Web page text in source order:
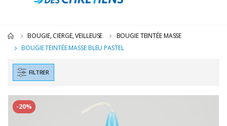
BOUGIE, CIERGE, VEILLEUSE
BOUGIE TEINTÉE MASSE
BOUGIE TEINTÉE MASSE BLEU PASTEL
FILTRER
-20%